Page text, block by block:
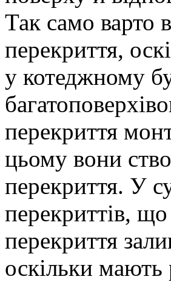
Так само варто
перекриття,
у котеджному
перекриття
цьому вони
перекриття. У
перекриттів,
перекриття
оскільки